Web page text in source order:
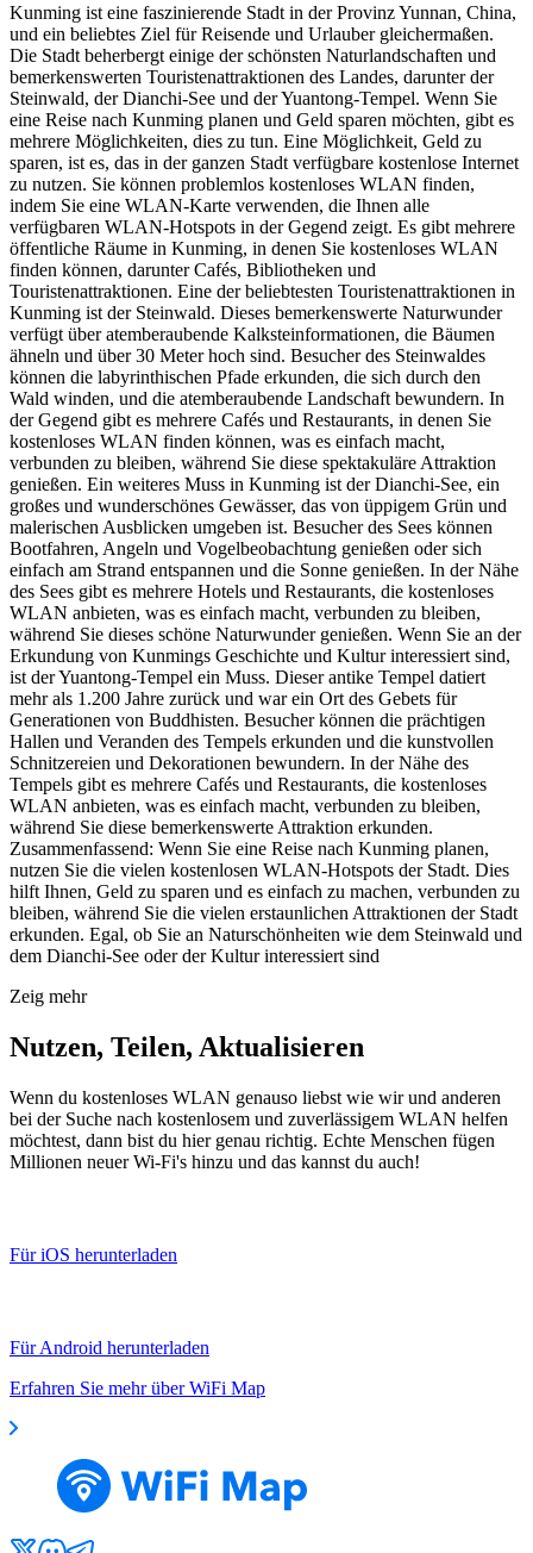
Kunming ist eine faszinierende Stadt in der Provinz Yunnan, China,
und ein beliebtes Ziel für Reisende und Urlauber gleichermaßen.
Die Stadt beherbergt einige der schönsten Naturlandschaften und
bemerkenswerten Touristenattraktionen des Landes, darunter der
Steinwald, der Dianchi-See und der Yuantong-Tempel. Wenn Sie
eine Reise nach Kunming planen und Geld sparen möchten, gibt es
mehrere Möglichkeiten, dies zu tun. Eine Möglichkeit, Geld zu
sparen, ist es, das in der ganzen Stadt verfügbare kostenlose Internet
zu nutzen. Sie können problemlos kostenloses WLAN finden,
indem Sie eine WLAN-Karte verwenden, die Ihnen alle
verfügbaren WLAN-Hotspots in der Gegend zeigt. Es gibt mehrere
öffentliche Räume in Kunming, in denen Sie kostenloses WLAN
finden können, darunter Cafés, Bibliotheken und
Touristenattraktionen. Eine der beliebtesten Touristenattraktionen in
Kunming ist der Steinwald. Dieses bemerkenswerte Naturwunder
verfügt über atemberaubende Kalksteinformationen, die Bäumen
ähneln und über 30 Meter hoch sind. Besucher des Steinwaldes
können die labyrinthischen Pfade erkunden, die sich durch den
Wald winden, und die atemberaubende Landschaft bewundern. In
der Gegend gibt es mehrere Cafés und Restaurants, in denen Sie
kostenloses WLAN finden können, was es einfach macht,
verbunden zu bleiben, während Sie diese spektakuläre Attraktion
genießen. Ein weiteres Muss in Kunming ist der Dianchi-See, ein
großes und wunderschönes Gewässer, das von üppigem Grün und
malerischen Ausblicken umgeben ist. Besucher des Sees können
Bootfahren, Angeln und Vogelbeobachtung genießen oder sich
einfach am Strand entspannen und die Sonne genießen. In der Nähe
des Sees gibt es mehrere Hotels und Restaurants, die kostenloses
WLAN anbieten, was es einfach macht, verbunden zu bleiben,
während Sie dieses schöne Naturwunder genießen. Wenn Sie an der
Erkundung von Kunmings Geschichte und Kultur interessiert sind,
ist der Yuantong-Tempel ein Muss. Dieser antike Tempel datiert
mehr als 1.200 Jahre zurück und war ein Ort des Gebets für
Generationen von Buddhisten. Besucher können die prächtigen
Hallen und Veranden des Tempels erkunden und die kunstvollen
Schnitzereien und Dekorationen bewundern. In der Nähe des
Tempels gibt es mehrere Cafés und Restaurants, die kostenloses
WLAN anbieten, was es einfach macht, verbunden zu bleiben,
während Sie diese bemerkenswerte Attraktion erkunden.
Zusammenfassend: Wenn Sie eine Reise nach Kunming planen,
nutzen Sie die vielen kostenlosen WLAN-Hotspots der Stadt. Dies
hilft Ihnen, Geld zu sparen und es einfach zu machen, verbunden zu
bleiben, während Sie die vielen erstaunlichen Attraktionen der Stadt
erkunden. Egal, ob Sie an Naturschönheiten wie dem Steinwald und
dem Dianchi-See oder der Kultur interessiert sind
Zeig mehr
Nutzen, Teilen, Aktualisieren
Wenn du kostenloses WLAN genauso liebst wie wir und anderen
bei der Suche nach kostenlosem und zuverlässigem WLAN helfen
möchtest, dann bist du hier genau richtig. Echte Menschen fügen
Millionen neuer Wi-Fi's hinzu und das kannst du auch!
Für iOS herunterladen
Für Android herunterladen
Erfahren Sie mehr über WiFi Map